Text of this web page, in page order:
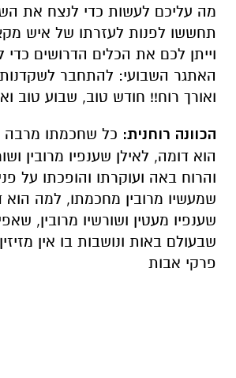
מה עליכם לעשות כדי לנצח את
תחששו לפנות לעזרתו של איש
וייתן לכם את הכלים הדרושים
האתגר השבועי: להתחבר
ואורך רוח!! חודש טוב, שבוע טוב
הכוונה רוחנית: כל שחכמתו מרבה
הוא דומה, לאילן שענפיו מרובין
והרוח באה ועוקרתו והופכתו על
שמעשיו מרובין מחכמתו, למה הוא
שענפיו מעטין ושורשיו מרובין,
שבעולם באות ונושבות בו אין
פרקי אבות